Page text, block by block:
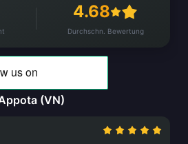
4.68
Durchschn. Bewertung
(VN)